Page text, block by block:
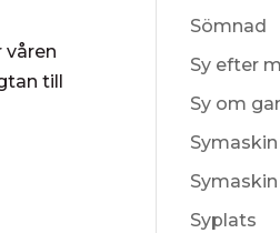
våren
till
Sömnad
Sy efter
Sy om
Symaskin
Syplats